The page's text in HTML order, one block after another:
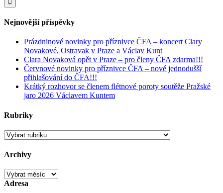
Nejnovější příspěvky
Prázdninové novinky pro příznivce ČFA – koncert Clary
Novakové, Ostravak v Praze a Václav Kunt
Clara Novaková opět v Praze – pro členy ČFA zdarma!!!
Červnové novinky pro příznivce ČFA – nové jednodušší
přihlašování do ČFA!!!
Krátký rozhovor se členem flétnové poroty soutěže Pražské
jaro 2026 Václavem Kuntem
Rubriky
Rubriky
Archivy
Archivy
Adresa